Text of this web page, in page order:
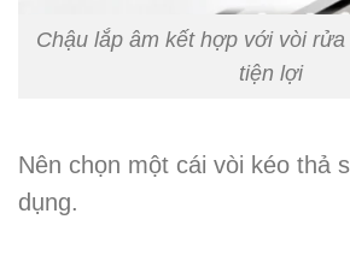
Chậu lắp âm kết hợp với vòi
tiện lợi
Nên chọn một cái vòi kéo thả
dụng.